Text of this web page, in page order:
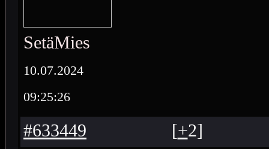
SetäMies
10.07.2024
09:25:26
#633449 [+2]